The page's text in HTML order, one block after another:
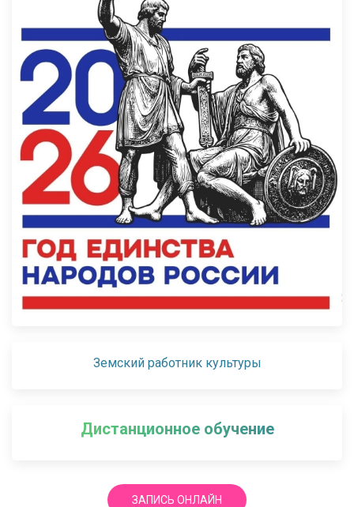
Земский работник культуры
Дистанционное обучение
ЗАПИСЬ ОНЛАЙН